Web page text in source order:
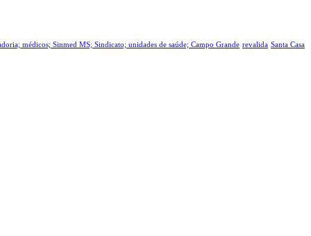
médicos; Sinmed MS; Sindicato; unidades de saúde; Campo Grande revalida Santa Casa